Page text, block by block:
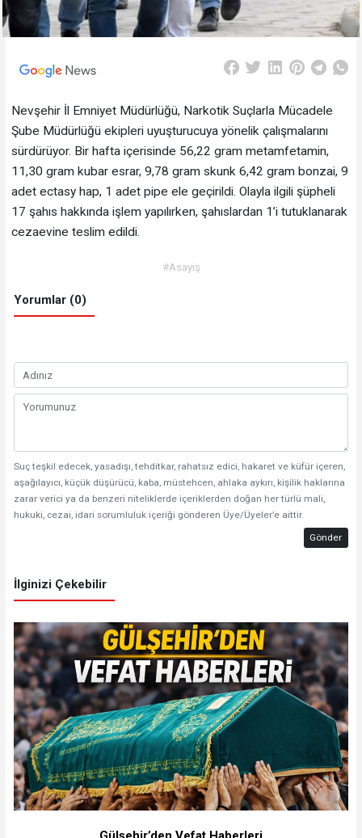
Nevşehir İl Emniyet Müdürlüğü, Narkotik Suçlarla Mücadele
Şube Müdürlüğü ekipleri uyuşturucuya yönelik çalışmalarını
sürdürüyor. Bir hafta içerisinde 56,22 gram metamfetamin,
11,30 gram kubar esrar, 9,78 gram skunk 6,42 gram bonzai, 9
adet ectasy hap, 1 adet pipe ele geçirildi. Olayla ilgili şüpheli
17 şahıs hakkında işlem yapılırken, şahıslardan 1’i tutuklanarak
cezaevine teslim edildi.
#Asayiş
Yorumlar (0)
Suç teşkil edecek, yasadışı, tehditkar, rahatsız edici, hakaret ve küfür içeren,
aşağılayıcı, küçük düşürücü, kaba, müstehcen, ahlaka aykırı, kişilik haklarına
zarar verici ya da benzeri niteliklerde içeriklerden doğan her türlü mali,
hukuki, cezai, idari sorumluluk içeriği gönderen Üye/Üyeler’e aittir.
Gönder
İlginizi Çekebilir